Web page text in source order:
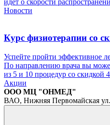
Новости
Курс физиотерапии со
Успейте пройти эффективное
По направлению врача вы
из 5 и 10 процедур со скидкой
Акции
ООО МЦ "ОНМЕД"
ВАО, Нижняя Первомайская